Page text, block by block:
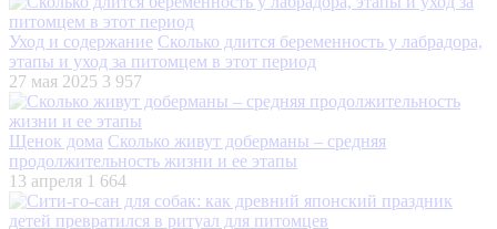
Уход и содержание Сколько длится беременность у лабрадора,
этапы и уход за питомцем в этот период
27 мая 2025 3 957
Щенок дома Сколько живут доберманы – средняя
продолжительность жизни и ее этапы
13 апреля 1 664